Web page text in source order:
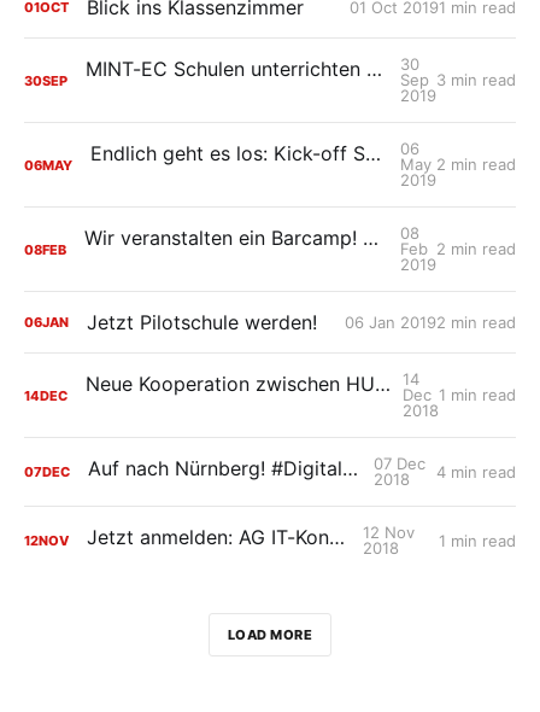
01OCT Blick ins Klassenzimmer 01 Oct 20191 min read
30SEP MINT-EC Schulen unterrichten und arbeiten mit digitalen Medien
30
Sep
2019
3 min read
06MAY Endlich geht es los: Kick-off Schul-Cloud Brandenburg
06
May
2019
2 min read
08FEB Wir veranstalten ein Barcamp! Aber was ist das eigentlich?
08
Feb
2019
2 min read
06JAN Jetzt Pilotschule werden! 06 Jan 20192 min read
14DEC Neue Kooperation zwischen HU Berlin und HPI: Fortbildungsreihe zum Unterrichten und Arbeiten mit digitalen Medien
14
Dec
2018
1 min read
07DEC Auf nach Nürnberg! #DigitalGipfel18
07 Dec
2018
4 min read
12NOV Jetzt anmelden: AG IT-Konzepte
12 Nov
2018
1 min read
LOAD MORE